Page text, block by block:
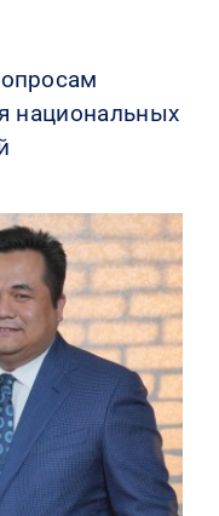
национальных